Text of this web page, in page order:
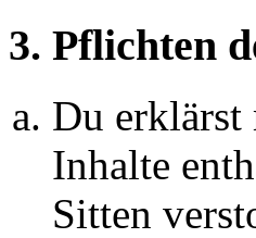
3. Pflichten
Du erklärst
Inhalte
Sitten